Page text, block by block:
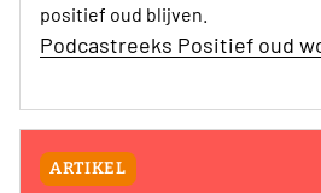
positief oud blijven.
Podcastreeks Positief oud
ARTIKEL